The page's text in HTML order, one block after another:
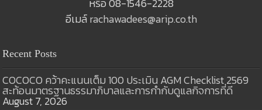
หรือ 08-1546-2228
อีเมล์rachawadees@arip.co.th
Recent Posts
COCOCO คว้าคะแนนเต็ม 100 ประเมิน AGM Checklist 2569
สะท้อนมาตรฐานธรรมาภิบาลและการกำกับดูแลกิจการที่ดี
August 7, 2026